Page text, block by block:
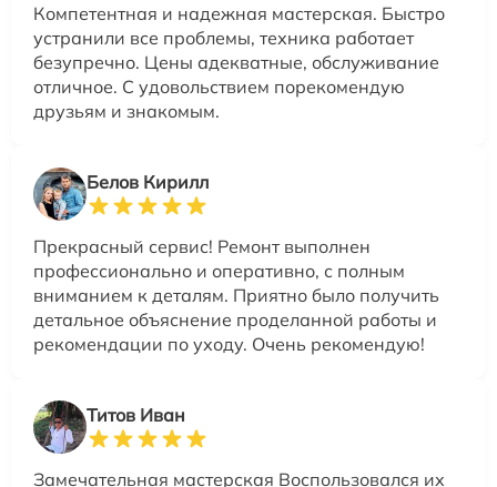
Компетентная и надежная мастерская. Быстро
устранили все проблемы, техника работает
безупречно. Цены адекватные, обслуживание
отличное. С удовольствием порекомендую
друзьям и знакомым.
Белов Кирилл
Прекрасный сервис! Ремонт выполнен
профессионально и оперативно, с полным
вниманием к деталям. Приятно было получить
детальное объяснение проделанной работы и
рекомендации по уходу. Очень рекомендую!
Титов Иван
Замечательная мастерская Воспользовался их